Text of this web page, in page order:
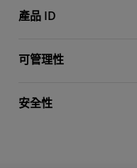
產品 ID
可管理性
安全性